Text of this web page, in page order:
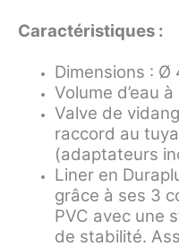
Caractéristiques :
Dimensions : Ø
Volume d’eau
Valve de
raccord au
(adaptateurs
Liner en
grâce à ses 3
PVC avec une
de stabilité.